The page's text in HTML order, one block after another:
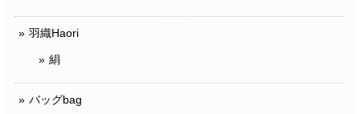
羽織Haori
絹
バッグbag